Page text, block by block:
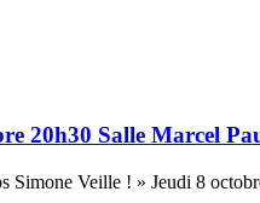
20h30 Salle Marcel
Simone Veille ! » Jeudi 8